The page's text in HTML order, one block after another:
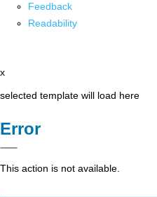
Feedback
Readability
x
selected template will load here
Error
This action is not available.